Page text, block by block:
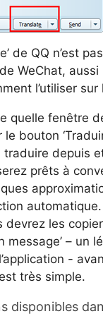
de QQ n’est
WeChat,
l’utiliser sur
quelle fenêtre
bouton
traduire depuis
prêts à
devrez les
message’ – un
-
très simple.
disponibles